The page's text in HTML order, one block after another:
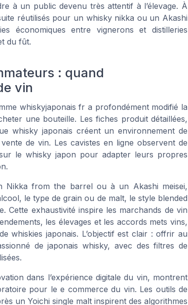
à un public devenu très attentif à l’élevage. À
réutilisés pour un whisky nikka ou un Akashi
économiques entre vignerons et distilleries
du fût.
: quand
vin
whiskyjaponais fr a profondément modifié la
une bouteille. Les fiches produit détaillées,
whisky japonais créent un environnement de
de vin. Les cavistes en ligne observent de
le whisky japon pour adapter leurs propres
Nikka from the barrel ou à un Akashi meisei,
le type de grain ou de malt, le style blended
Cette exhaustivité inspire les marchands de vin
les élevages et les accords mets vins,
whiskies japonais. L’objectif est clair : offrir au
de japonais whisky, avec des filtres de
dans l’expérience digitale du vin, montrent
pour le e commerce du vin. Les outils de
un Yoichi single malt inspirent des algorithmes